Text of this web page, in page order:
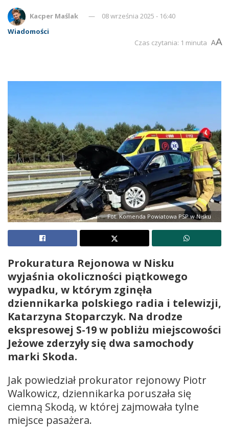
Kacper Maślak
08 września 2025 - 16:40
Wiadomości
Czas czytania: 1 minuta AA
Fot. Komenda Powiatowa PSP w Nisku
Prokuratura Rejonowa w Nisku
wyjaśnia okoliczności piątkowego
wypadku, w którym zginęła
dziennikarka polskiego radia i telewizji,
Katarzyna Stoparczyk. Na drodze
ekspresowej S-19 w pobliżu miejscowości
Jeżowe zderzyły się dwa samochody
marki Skoda.
Jak powiedział prokurator rejonowy Piotr
Walkowicz, dziennikarka poruszała się
ciemną Skodą, w której zajmowała tylne
miejsce pasażera.